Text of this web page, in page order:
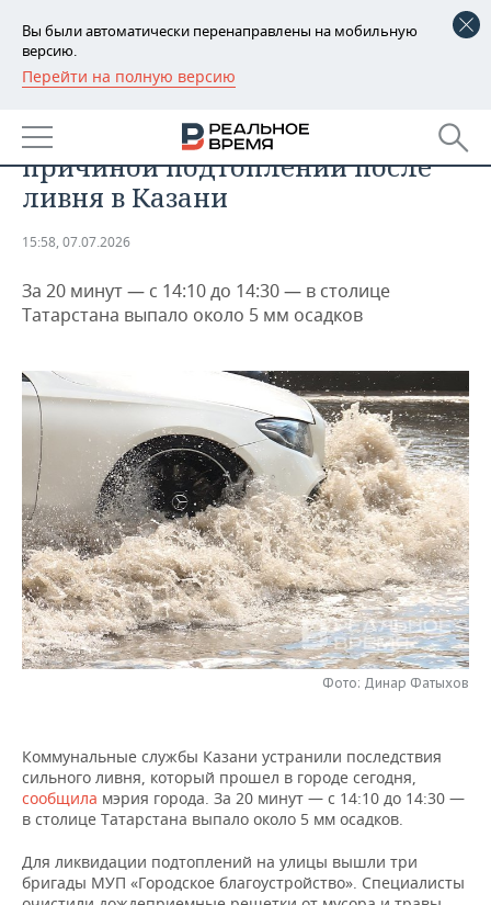
Вы были автоматически перенаправлены на мобильную
версию.
Перейти на полную версию
РЕГИОНЫ
БАШКОРТОСТАН
ТАТАРСТАН
НОВОСТИ
АНАЛИТИКА
ДЕКЛАРАЦИИ О ДОХОДАХ
КОРОЛИ ГОСЗАКАЗА ПФО
ВУЗЫ ТАТАРСТАНА
КОМУ ПРИНАДЛЕЖАТ
ТОРГОВЫЕ ЦЕНТРЫ
ТАТАРСТАНА
НОВОСТИ ЭКОНОМИКИ
ФИНАНСЫ
БАНКИ
БЮДЖЕТ
ИНВЕСТИЦИИ
ПРОМЫШЛЕННОСТЬ
НОВОСТИ
АГРОПРОМ
МАШИНОСТРОЕНИЕ
НЕФТЕХИМИЯ
НЕФТЬ
ОПК
ЭНЕРГЕТИКА
НЕДВИЖИМОСТЬ
НОВОСТИ НЕДВИЖИМОСТИ
АВТО
НОВОСТИ АВТО
БИЗНЕС
НОВОСТИ БИЗНЕСА
РОЗНИЧНАЯ ТОРГОВЛЯ
ТРАНСПОРТ
УСЛУГИ
ТЕХНОЛОГИИ
НОВОСТИ ТЕХНОЛОГИЙ
IT
МЕДИА
МЕРОПРИЯТИЯ
НОВОСТИ МЕРОПРИЯТИЙ
ВЫЕЗДНАЯ РЕДАКЦИЯ
ОТКРЫТАЯ ЛЕКЦИЯ
СПОРТ
НОВОСТИ СПОРТА
БАСКЕТБОЛ
КИБЕРСПОРТ
ОБЩЕСТВО
ИНФРАСТРУКТУРА
КУЛЬТУРА
СПРАВОЧНИК
СПИСОК ПЕРСОН
СПИСОК КОМПАНИЙ
Засоренные ливневки стали
причиной подтоплений после
ливня в Казани
15:58, 07.07.2026
За 20 минут — с 14:10 до 14:30 — в столице
Татарстана выпало около 5 мм осадков
Фото: Динар Фатыхов
Коммунальные службы Казани устранили последствия
сильного ливня, который прошел в городе сегодня,
сообщила мэрия города. За 20 минут — с 14:10 до 14:30 —
в столице Татарстана выпало около 5 мм осадков.
Для ликвидации подтоплений на улицы вышли три
бригады МУП «Городское благоустройство». Специалисты